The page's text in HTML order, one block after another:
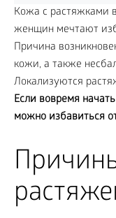
Кожа с растяжками
женщин мечтают
Причина
кожи, а также
Локализуются
Если вовремя
можно избавиться